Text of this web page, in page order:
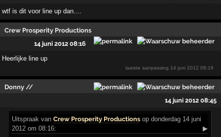
wtf is dit voor line up dan....
Crew Prosperity Productions
14 juni 2012 08:16
Heerlijke line up
laatste aanpassing 14 juni 2012 08:16
Donny //
14 juni 2012 08:45
Uitspraak vanCrew Prosperity Productions op donderdag 14 juni
2012 om 08:16:
▶